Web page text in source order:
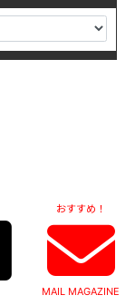
おすすめ！
MAIL MAGAZINE